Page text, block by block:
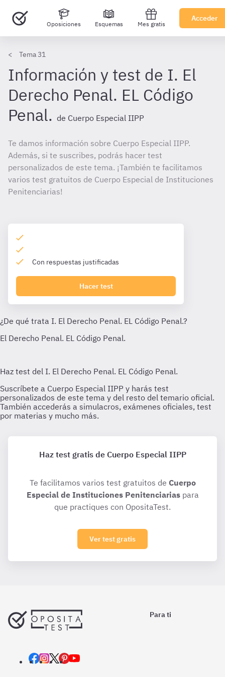
Oposiciones Esquemas Mes gratis
Acceder
Tema 31
Información y test de I. El
Derecho Penal. EL Código
Penal. de Cuerpo Especial IIPP
Te damos información sobre Cuerpo Especial IIPP.
Además, si te suscribes, podrás hacer test
personalizados de este tema. ¡También te facilitamos
varios test gratuitos de Cuerpo Especial de Instituciones
Penitenciarias!
Con respuestas justificadas
Hacer test
Haz test gratis de Cuerpo Especial IIPP
Te facilitamos varios test gratuitos de Cuerpo
Especial de Instituciones Penitenciariaspara
que practiques con OpositaTest.
Ver test gratis
Para ti